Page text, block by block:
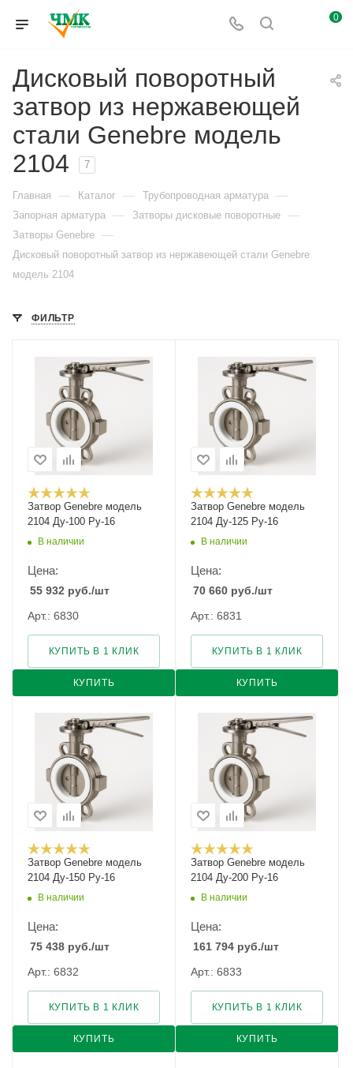
0
Дисковый поворотный
затвор из нержавеющей
стали Genebre модель
2104
7
Главная — Каталог — Трубопроводная арматура —
Запорная арматура — Затворы дисковые поворотные —
Затворы Genebre —
Дисковый поворотный затвор из нержавеющей стали Genebre
модель 2104
ФИЛЬТР
Затвор Genebre модель
2104 Ду-100 Ру-16
В наличии
Цена:
55 932 руб./шт
Арт.: 6830
КУПИТЬ
КУПИТЬ В 1 КЛИК
Затвор Genebre модель
2104 Ду-125 Ру-16
В наличии
Цена:
70 660 руб./шт
Арт.: 6831
КУПИТЬ
КУПИТЬ В 1 КЛИК
Затвор Genebre модель
2104 Ду-150 Ру-16
В наличии
Цена:
75 438 руб./шт
Арт.: 6832
КУПИТЬ
КУПИТЬ В 1 КЛИК
Затвор Genebre модель
2104 Ду-200 Ру-16
В наличии
Цена:
161 794 руб./шт
Арт.: 6833
КУПИТЬ
КУПИТЬ В 1 КЛИК